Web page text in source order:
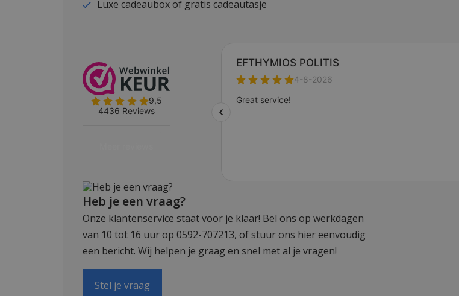
Luxe cadeaubox of gratis cadeautasje
Heb je een vraag?
Onze klantenservice staat voor je klaar! Bel ons op werkdagen
van 10 tot 16 uur op 0592-707213, of stuur ons hier eenvoudig
een bericht. Wij helpen je graag en snel met al je vragen!
Stel je vraag